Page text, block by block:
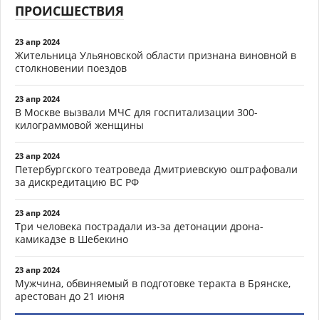
ПРОИСШЕСТВИЯ
23 апр 2024
Жительница Ульяновской области признана виновной в
столкновении поездов
23 апр 2024
В Москве вызвали МЧС для госпитализации 300-
килограммовой женщины
23 апр 2024
Петербургского театроведа Дмитриевскую оштрафовали
за дискредитацию ВС РФ
23 апр 2024
Три человека пострадали из-за детонации дрона-
камикадзе в Шебекино
23 апр 2024
Мужчина, обвиняемый в подготовке теракта в Брянске,
арестован до 21 июня